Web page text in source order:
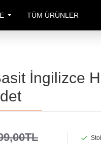
TÜM ÜRÜNLER
İngilizce